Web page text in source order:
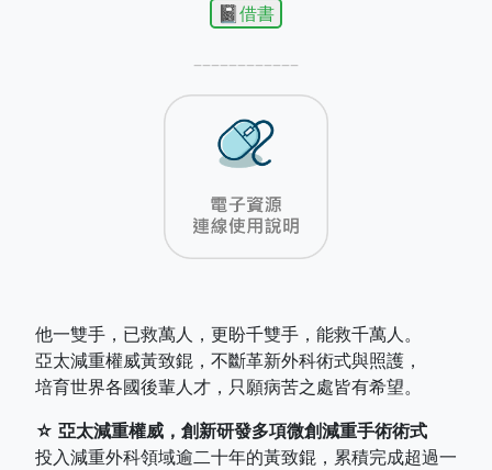
📓借書
––––––––––––
他一雙手，已救萬人，更盼千雙手，能救千萬人。
亞太減重權威黃致錕，不斷革新外科術式與照護，
培育世界各國後輩人才，只願病苦之處皆有希望。
☆ 亞太減重權威，創新研發多項微創減重手術術式
投入減重外科領域逾二十年的黃致錕，累積完成超過一